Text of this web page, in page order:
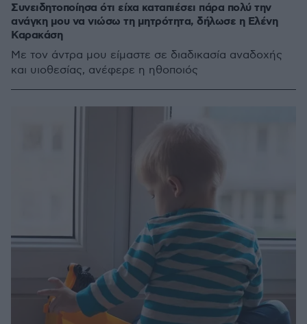
Συνειδητοποίησα ότι είχα καταπιέσει πάρα πολύ την
ανάγκη μου να νιώσω τη μητρότητα, δήλωσε η Ελένη
Καρακάση
Με τον άντρα μου είμαστε σε διαδικασία αναδοχής
και υιοθεσίας, ανέφερε η ηθοποιός